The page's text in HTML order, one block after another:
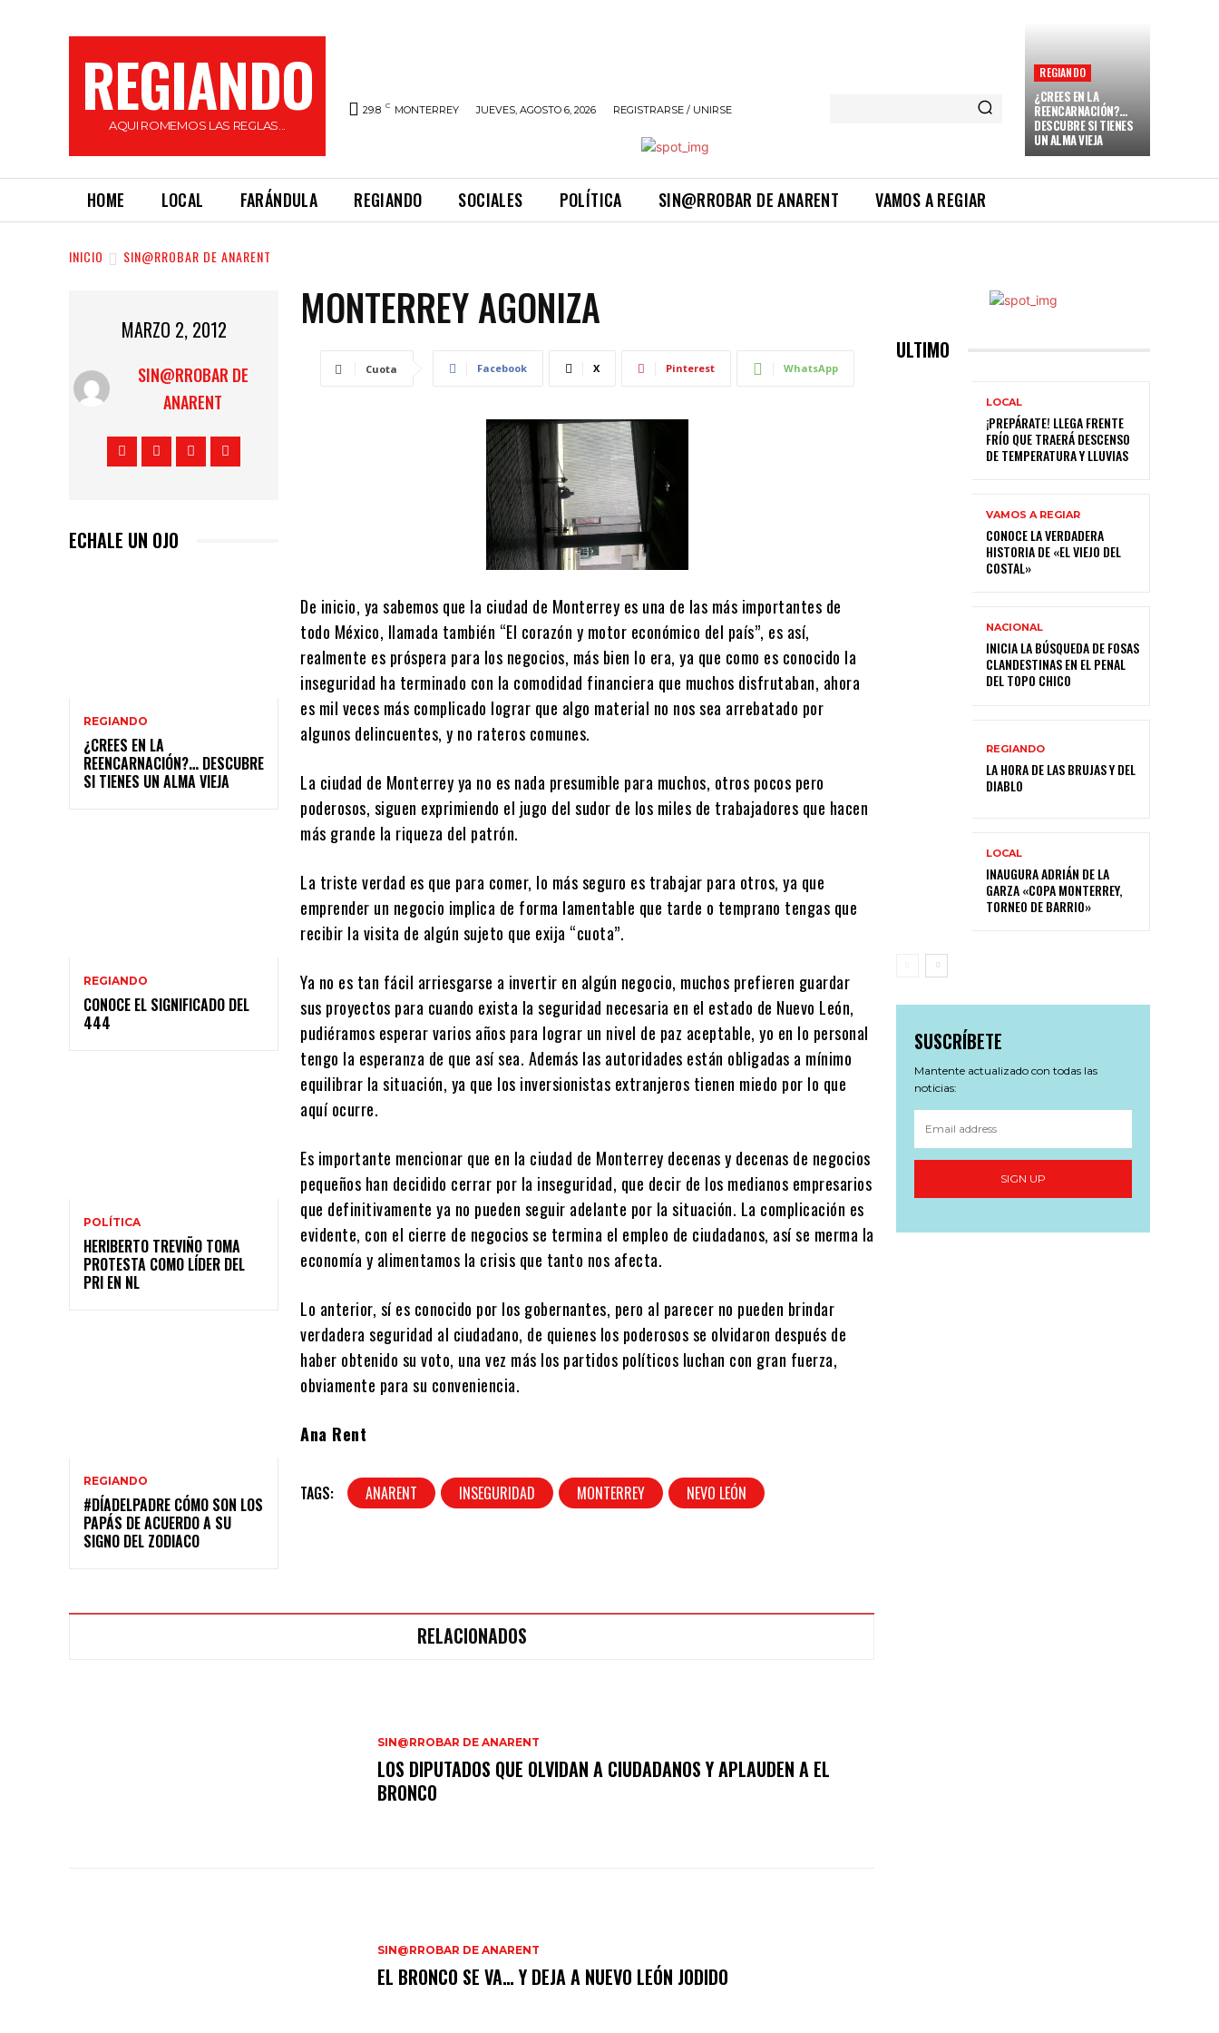
REGIANDO
AQUI ROMEMOS LAS REGLAS...
29.8 C MONTERREY JUEVES, AGOSTO 6, 2026 REGISTRARSE / UNIRSE
REGIANDO
¿CREES EN LA
REENCARNACIÓN?…
DESCUBRE SI TIENES
UN ALMA VIEJA
HOME LOCAL FARÁNDULA REGIANDO SOCIALES POLÍTICA SIN@RROBAR DE ANARENT VAMOS A REGIAR
INICIO SIN@RROBAR DE ANARENT
MARZO 2, 2012
SIN@RROBAR DE
ANARENT
ECHALE UN OJO
REGIANDO
¿CREES EN LA
REENCARNACIÓN?… DESCUBRE
SI TIENES UN ALMA VIEJA
REGIANDO
CONOCE EL SIGNIFICADO DEL
444
POLÍTICA
HERIBERTO TREVIÑO TOMA
PROTESTA COMO LÍDER DEL
PRI EN NL
REGIANDO
#DÍADELPADRE CÓMO SON LOS
PAPÁS DE ACUERDO A SU
SIGNO DEL ZODIACO
MONTERREY AGONIZA
Cuota Facebook X Pinterest WhatsApp
De inicio, ya sabemos que la ciudad de Monterrey es una de las más importantes de
todo México, llamada también “El corazón y motor económico del país”, es así,
realmente es próspera para los negocios, más bien lo era, ya que como es conocido la
inseguridad ha terminado con la comodidad financiera que muchos disfrutaban, ahora
es mil veces más complicado lograr que algo material no nos sea arrebatado por
algunos delincuentes, y no rateros comunes.
La ciudad de Monterrey ya no es nada presumible para muchos, otros pocos pero
poderosos, siguen exprimiendo el jugo del sudor de los miles de trabajadores que hacen
más grande la riqueza del patrón.
La triste verdad es que para comer, lo más seguro es trabajar para otros, ya que
emprender un negocio implica de forma lamentable que tarde o temprano tengas que
recibir la visita de algún sujeto que exija “cuota”.
Ya no es tan fácil arriesgarse a invertir en algún negocio, muchos prefieren guardar
sus proyectos para cuando exista la seguridad necesaria en el estado de Nuevo León,
pudiéramos esperar varios años para lograr un nivel de paz aceptable, yo en lo personal
tengo la esperanza de que así sea. Además las autoridades están obligadas a mínimo
equilibrar la situación, ya que los inversionistas extranjeros tienen miedo por lo que
aquí ocurre.
Es importante mencionar que en la ciudad de Monterrey decenas y decenas de negocios
pequeños han decidido cerrar por la inseguridad, que decir de los medianos empresarios
que definitivamente ya no pueden seguir adelante por la situación. La complicación es
evidente, con el cierre de negocios se termina el empleo de ciudadanos, así se merma la
economía y alimentamos la crisis que tanto nos afecta.
Lo anterior, sí es conocido por los gobernantes, pero al parecer no pueden brindar
verdadera seguridad al ciudadano, de quienes los poderosos se olvidaron después de
haber obtenido su voto, una vez más los partidos políticos luchan con gran fuerza,
obviamente para su conveniencia.
Ana Rent
TAGS: ANARENT INSEGURIDAD MONTERREY NEVO LEÓN
RELACIONADOS
SIN@RROBAR DE ANARENT
LOS DIPUTADOS QUE OLVIDAN A CIUDADANOS Y APLAUDEN A EL
BRONCO
SIN@RROBAR DE ANARENT
EL BRONCO SE VA… Y DEJA A NUEVO LEÓN JODIDO
ULTIMO
LOCAL
¡PREPÁRATE! LLEGA FRENTE
FRÍO QUE TRAERÁ DESCENSO
DE TEMPERATURA Y LLUVIAS
VAMOS A REGIAR
CONOCE LA VERDADERA
HISTORIA DE «EL VIEJO DEL
COSTAL»
NACIONAL
INICIA LA BÚSQUEDA DE FOSAS
CLANDESTINAS EN EL PENAL
DEL TOPO CHICO
REGIANDO
LA HORA DE LAS BRUJAS Y DEL
DIABLO
LOCAL
INAUGURA ADRIÁN DE LA
GARZA «COPA MONTERREY,
TORNEO DE BARRIO»
SUSCRÍBETE
Mantente actualizado con todas las
noticias:
SIGN UP